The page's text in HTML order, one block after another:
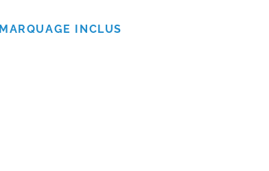
MARQUAGE INCLUS